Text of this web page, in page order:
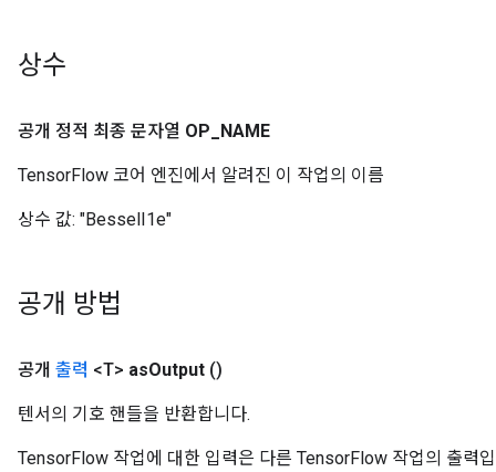
상수
공개 정적 최종 문자열 OP NAME
TensorFlow 코어 엔진에서 알려진 이 작업의 이름
상수 값: "BesselI1e"
공개 방법
공개 출력 <T> asOutput ()
텐서의 기호 핸들을 반환합니다.
TensorFlow 작업에 대한 입력은 다른 TensorFlow 작업의 출력